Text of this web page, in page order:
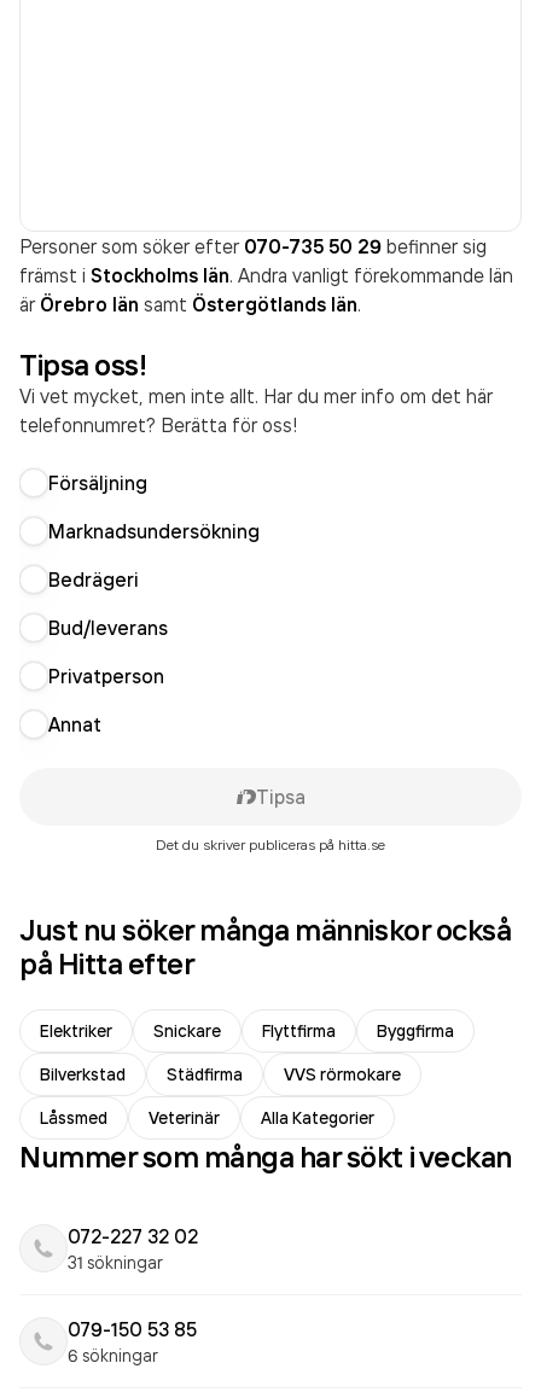
Personer som söker efter 070-735 50 29 befinner sig
främst i Stockholms län. Andra vanligt förekommande län
är Örebro län samt Östergötlands län.
Tipsa oss!
Vi vet mycket, men inte allt. Har du mer info om det här
telefonnumret? Berätta för oss!
Försäljning
Marknadsundersökning
Bedrägeri
Bud/leverans
Privatperson
Annat
Tipsa
Det du skriver publiceras på hitta.se
Just nu söker många människor också
på Hitta efter
Elektriker Snickare Flyttfirma
Byggfirma
Bilverkstad
Städfirma
VVS rörmokare
Låssmed
Veterinär Alla Kategorier
Nummer som många har sökt i veckan
072-227 32 02
31 sökningar
079-150 53 85
6 sökningar